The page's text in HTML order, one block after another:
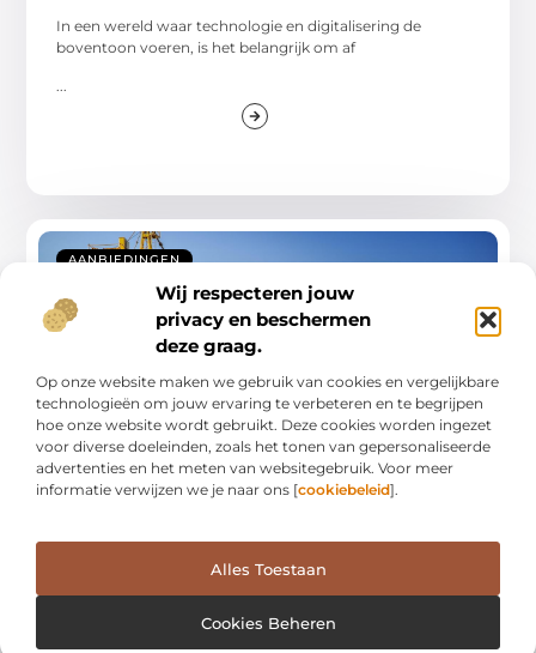
Wij respecteren jouw
privacy en beschermen
deze graag.
Op onze website maken we gebruik van cookies en vergelijkbare
technologieën om jouw ervaring te verbeteren en te begrijpen
hoe onze website wordt gebruikt. Deze cookies worden ingezet
voor diverse doeleinden, zoals het tonen van gepersonaliseerde
advertenties en het meten van websitegebruik. Voor meer
informatie verwijzen we je naar ons [ cookiebeleid].
Alles Toestaan
Cookies Beheren
In een wereld waar technologie en digitalisering de
boventoon voeren, is het belangrijk om af
...
AANBIEDINGEN
Benchmarks voor veiligheid en efficiëntie
bij bouwprojecten
...